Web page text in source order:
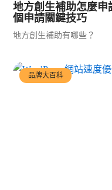
地方創生補助怎麼申
個申請關鍵技巧
地方創生補助有哪些？
品牌大百科